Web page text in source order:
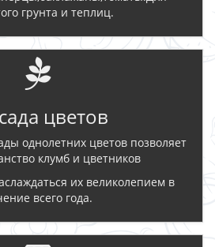
грунта и теплиц.
цветов
однолетних цветов позволяет
клумб и цветников
их великолепием в
всего года.